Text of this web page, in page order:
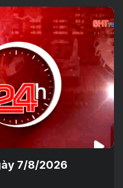
7/8/2026